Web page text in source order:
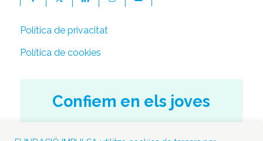
Política de privacitat
Política de cookies
Confiem en els joves